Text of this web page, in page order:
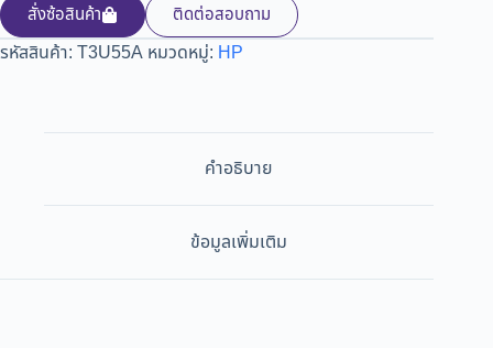
สั่งซ้อสินค้า ติดต่อสอบถาม
รหัสสินค้า: T3U55A หมวดหมู่: HP
คำอธิบาย
ข้อมูลเพิ่มเติม